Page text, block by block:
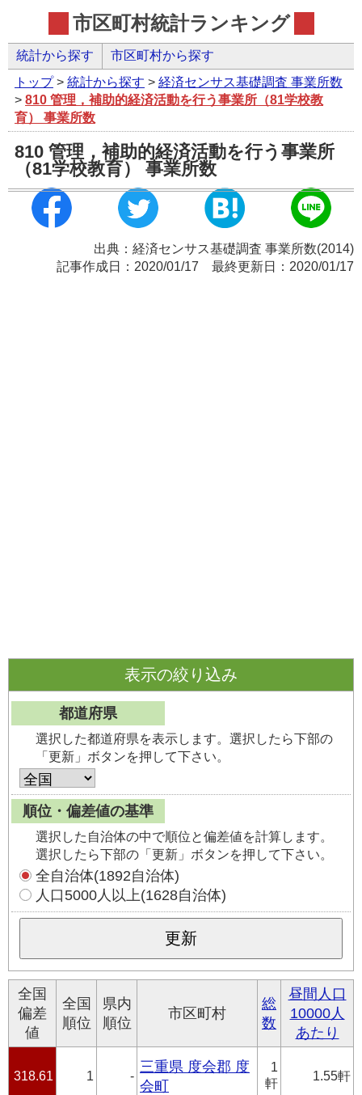
市区町村統計ランキング
統計から探す 市区町村から探す
トップ> 統計から探す > 経済センサス基礎調査 事業所数
> 810 管理，補助的経済活動を行う事業所（81学校教
育） 事業所数
810 管理，補助的経済活動を行う事業所
（81学校教育） 事業所数
出典：経済センサス基礎調査 事業所数(2014)
記事作成日：2020/01/17 最終更新日：2020/01/17
表示の絞り込み
都道府県
選択した都道府県を表示します。選択したら下部の
「更新」ボタンを押して下さい。
順位・偏差値の基準
選択した自治体の中で順位と偏差値を計算します。
選択したら下部の「更新」ボタンを押して下さい。
全自治体(1892自治体)
人口5000人以上(1628自治体)
全国
偏差
値
全国
順位
県内
順位
市区町村
総
数
昼間人口
10000人
あたり
318.61 1 -
三重県 度会郡 度
会町
1
軒
1.55軒